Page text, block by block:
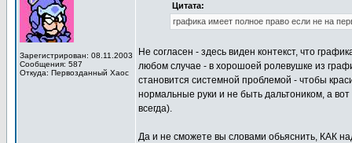
Зарегистрирован: 08.11.2003
Сообщения: 587
Откуда: Первозданный Хаос
Цитата:
графика имеет полное право если не на
Не согласен - здесь виден контекст, что
любом случае - в хорошоей ролевушке из
становится системной проблемой - чтобы
нормальные руки и не быть дальтоником, а
всегда).
Да и не сможете вы словами обьяснить, КАК